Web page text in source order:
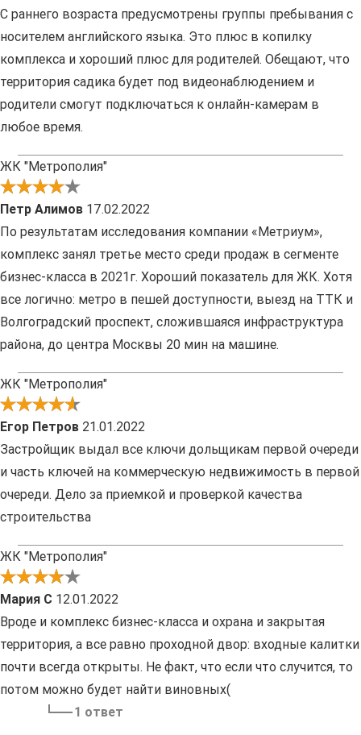
С раннего возраста предусмотрены группы пребывания с
носителем английского языка. Это плюс в копилку
комплекса и хороший плюс для родителей. Обещают, что
территория садика будет под видеонаблюдением и
родители смогут подключаться к онлайн-камерам в
любое время.
ЖК "Метрополия"
Петр Алимов 17.02.2022
По результатам исследования компании «Метриум»,
комплекс занял третье место среди продаж в сегменте
бизнес-класса в 2021г. Хороший показатель для ЖК. Хотя
все логично: метро в пешей доступности, выезд на ТТК и
Волгоградский проспект, сложившаяся инфраструктура
района, до центра Москвы 20 мин на машине.
ЖК "Метрополия"
Егор Петров 21.01.2022
Застройщик выдал все ключи дольщикам первой очереди
и часть ключей на коммерческую недвижимость в первой
очереди. Дело за приемкой и проверкой качества
строительства
ЖК "Метрополия"
Мария С 12.01.2022
Вроде и комплекс бизнес-класса и охрана и закрытая
территория, а все равно проходной двор: входные калитки
почти всегда открыты. Не факт, что если что случится, то
потом можно будет найти виновных(
1 ответ